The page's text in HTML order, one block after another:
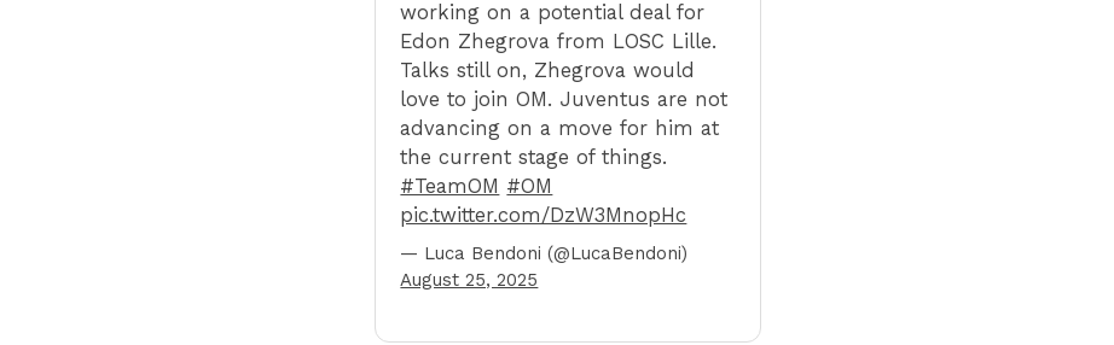
working on a potential deal for
Edon Zhegrova from LOSC Lille.
Talks still on, Zhegrova would
love to join OM. Juventus are not
advancing on a move for him at
the current stage of things.
#TeamOM #OM
pic.twitter.com/DzW3MnopHc
— Luca Bendoni (@LucaBendoni)
August 25, 2025